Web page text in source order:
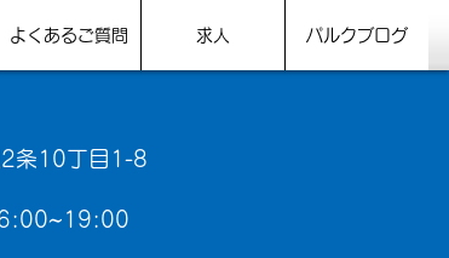
よくあるご質問 求人 パルクブログ
2条10丁目1-8